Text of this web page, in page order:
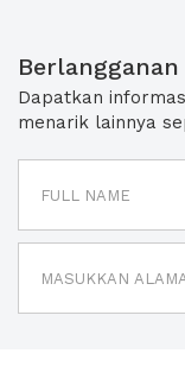
Dapatkan
menarik lainnya